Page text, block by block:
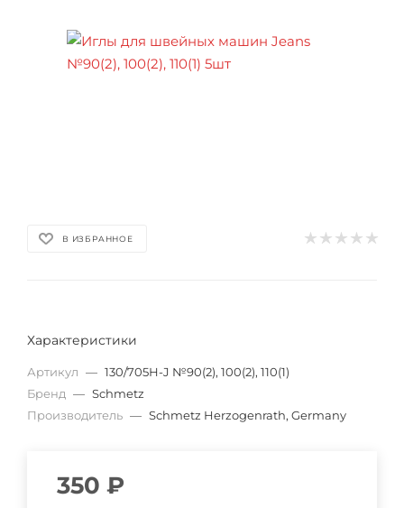
В ИЗБРАННОЕ
Характеристики
Артикул — 130/705Н-J №90(2), 100(2), 110(1)
Бренд — Schmetz
Производитель — Schmetz Herzogenrath, Germany
350 ₽